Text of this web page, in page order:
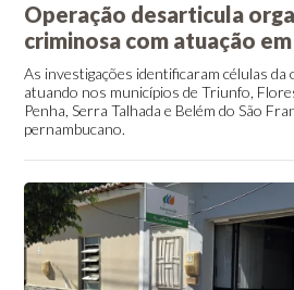
Operação desarticula
criminosa com atuação
As investigações identificaram células da
atuando nos municípios de Triunfo,
Penha, Serra Talhada e Belém do São
pernambucano.